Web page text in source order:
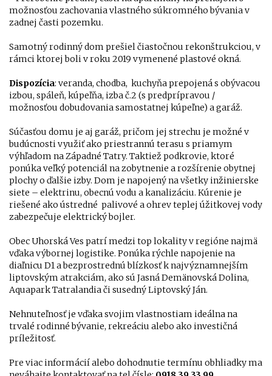
možnosťou zachovania vlastného súkromného bývania v
zadnej časti pozemku.
Samotný rodinný dom prešiel čiastočnou rekonštrukciou, v
rámci ktorej boli v roku 2019 vymenené plastové okná.
Dispozícia: veranda, chodba, kuchyňa prepojená s obývacou
izbou, spáleň, kúpeľňa, izba č.2 (s predprípravou /
možnosťou dobudovania samostatnej kúpeľne) a garáž.
Súčasťou domu je aj garáž, pričom jej strechu je možné v
budúcnosti využiť ako priestrannú terasu s priamym
výhľadom na Západné Tatry. Taktiež podkrovie, ktoré
ponúka veľký potenciál na zobytnenie a rozšírenie obytnej
plochy o ďalšie izby. Dom je napojený na všetky inžinierske
siete – elektrinu, obecnú vodu a kanalizáciu. Kúrenie je
riešené ako ústredné palivové a ohrev teplej úžitkovej vody
zabezpečuje elektrický bojler.
Obec Uhorská Ves patrí medzi top lokality v regióne najmä
vďaka výbornej logistike. Ponúka rýchle napojenie na
diaľnicu D1 a bezprostrednú blízkosť k najvýznamnejším
liptovským atrakciám, ako sú Jasná Demänovská Dolina,
Aquapark Tatralandia či susedný Liptovský Ján.
Nehnuteľnosť je vďaka svojim vlastnostiam ideálna na
trvalé rodinné bývanie, rekreáciu alebo ako investičná
príležitosť.
Pre viac informácií alebo dohodnutie termínu obhliadky ma